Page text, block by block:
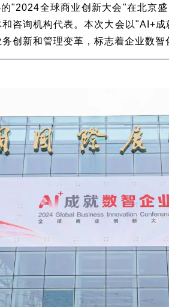
"2024全球商业创新大会"在北京
咨询机构代表。本次大会以"AI+
创新和管理变革，标志着企业数